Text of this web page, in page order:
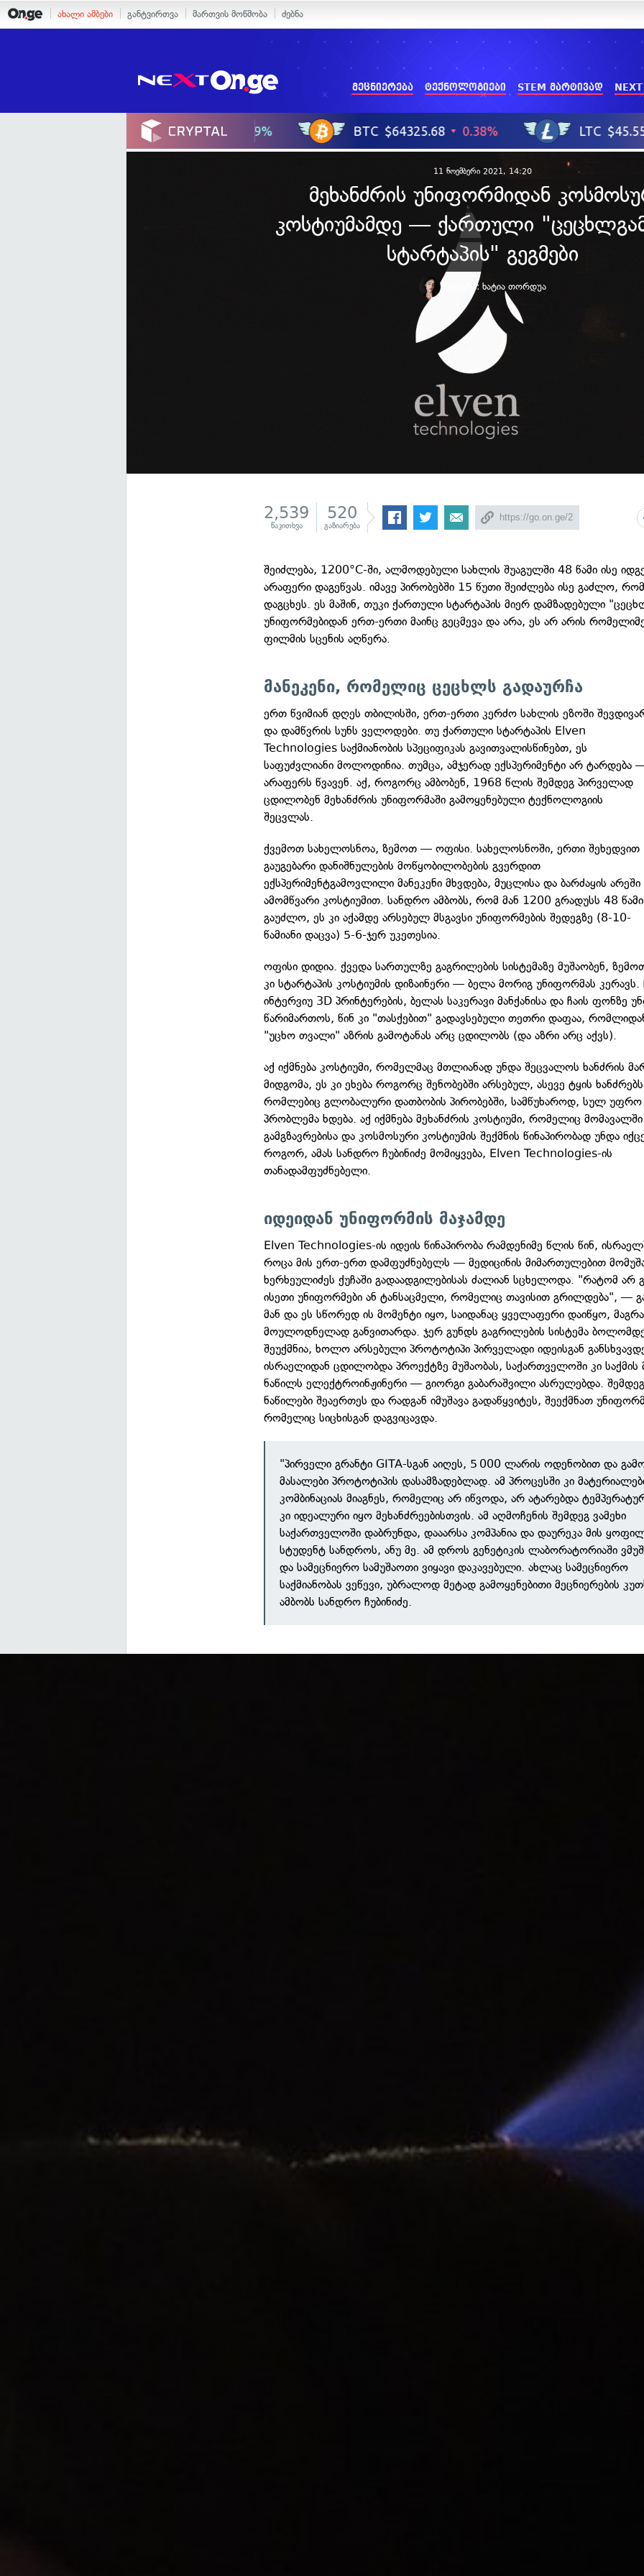
ახალი ამბები განტვირთვა მართვის მოწმობა ძებნა
მეცნიერება ტექნოლოგიები STEM მარტივად
11 ნოემბერი 2021, 14:20
მეხანძრის უნიფორმიდან
კოსტიუმამდე — ქართული
სტარტაპის" გეგმები
ავტორი: ხატია თორდუა
2,539
წაკითხვა
520
გაზიარება
შეიძლება, 1200°C-ში, ალმოდებული სახლის შუაგულში 48 წამი ისე
არაფერი დაგეწვას. იმავე პირობებში 15 წუთი შეიძლება ისე გაძლო,
დაგცხეს. ეს მაშინ, თუკი ქართული სტარტაპის მიერ დამზადებული
უნიფორმებიდან ერთ-ერთი მაინც გეცმევა და არა, ეს არ არის
ფილმის სცენის აღწერა.
მანეკენი, რომელიც ცეცხლს გადაურჩა
ერთ წვიმიან დღეს თბილისში, ერთ-ერთი კერძო სახლის ეზოში
და დამწვრის სუნს ველოდები. თუ ქართული სტარტაპის Elven
Technologies საქმიანობის სპეციფიკას გავითვალისწინებთ, ეს
საფუძვლიანი მოლოდინია. თუმცა, ამჯერად ექსპერიმენტი არ ტარდება
არაფერს წვავენ. აქ, როგორც ამბობენ, 1968 წლის შემდეგ პირველად
ცდილობენ მეხანძრის უნიფორმაში გამოყენებული ტექნოლოგიის
შეცვლას.
ქვემოთ სახელოსნოა, ზემოთ — ოფისი. სახელოსნოში, ერთი შეხედვით
გაუგებარი დანიშნულების მოწყობილობების გვერდით
ექსპერიმენტგამოვლილი მანეკენი მხვდება, მუცლისა და ბარძაყის არეში
ამომწვარი კოსტიუმით. სანდრო ამბობს, რომ მან 1200 გრადუსს 48 წამი
გაუძლო, ეს კი აქამდე არსებულ მსგავსი უნიფორმების შედეგზე (8-10-
წამიანი დაცვა) 5-6-ჯერ უკეთესია.
ოფისი დიდია. ქვედა სართულზე გაგრილების სისტემაზე მუშაობენ,
კი სტარტაპის კოსტიუმის დიზაინერი — ბელა მორიგ უნიფორმას კერავს.
ინტერვიუ 3D პრინტერების, ბელას საკერავი მანქანისა და ჩაის ფონზე
წარიმართოს, წინ კი "თასქებით" გადავსებული თეთრი დაფაა,
"უცხო თვალი" აზრის გამოტანას არც ცდილობს (და აზრი არც აქვს).
აქ იქმნება კოსტიუმი, რომელმაც მთლიანად უნდა შეცვალოს ხანძრის
მიდგომა, ეს კი ეხება როგორც შენობებში არსებულ, ასევე ტყის
რომლებიც გლობალური დათბობის პირობებში, სამწუხაროდ, სულ უფრო
პრობლემა ხდება. აქ იქმნება მეხანძრის კოსტიუმი, რომელიც მომავალში
გამგზავრებისა და კოსმოსური კოსტიუმის შექმნის წინაპირობად უნდა
როგორ, ამას სანდრო ჩუბინიძე მომიყვება, Elven Technologies-ის
თანადამფუძნებელი.
იდეიდან უნიფორმის მაჯამდე
Elven Technologies-ის იდეის წინაპირობა რამდენიმე წლის წინ,
როცა მის ერთ-ერთ დამფუძნებელს — მედიცინის მიმართულებით
ხერხეულიძეს ქუჩაში გადაადგილებისას ძალიან სცხელოდა. "რატომ არ
ისეთი უნიფორმები ან ტანსაცმელი, რომელიც თავისით გრილდება", —
მან და ეს სწორედ ის მომენტი იყო, საიდანაც ყველაფერი დაიწყო,
მოულოდნელად განვითარდა. ჯერ გუნდს გაგრილების სისტემა
შეუქმნია, ხოლო არსებული პროტოტიპი პირველადი იდეისგან
ისრაელიდან ცდილობდა პროექტზე მუშაობას, საქართველოში კი საქმის
ნაწილს ელექტროინჟინერი — გიორგი გაბარაშვილი ასრულებდა.
ნაწილები შეაერთეს და რადგან იმუშავა გადაწყვიტეს, შეექმნათ
რომელიც სიცხისგან დაგვიცავდა.
"პირველი გრანტი GITA-სგან აიღეს, 5 000 ლარის ოდენობით და
მასალები პროტოტიპის დასამზადებლად. ამ პროცესში კი
კომბინაციას მიაგნეს, რომელიც არ იწვოდა, არ ატარებდა
კი იდეალური იყო მეხანძრეებისთვის. ამ აღმოჩენის შემდეგ ვამეხი
საქართველოში დაბრუნდა, დააარსა კომპანია და დაურეკა მის
სტუდენტ სანდროს, ანუ მე. ამ დროს გენეტიკის ლაბორატორიაში
და სამეცნიერო სამუშაოთი ვიყავი დაკავებული. ახლაც სამეცნიერო
საქმიანობას ვეწევი, უბრალოდ მეტად გამოყენებითი მეცნიერების
ამბობს სანდრო ჩუბინიძე.